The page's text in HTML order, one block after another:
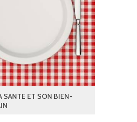
SANTE ET SON BIEN-